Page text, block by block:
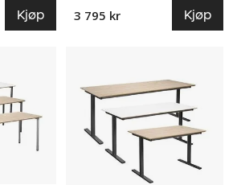
Kjøp 3 795 kr Kjøp
Trend